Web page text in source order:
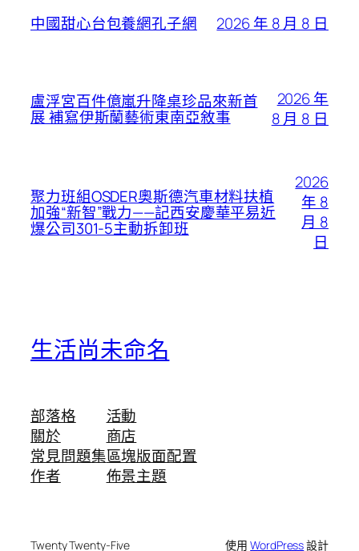
中國甜心台包養網孔子網 2026 年 8 月 8 日
盧浮宮百件億嵐升降桌珍品來新首
展 補寫伊斯蘭藝術東南亞敘事
2026 年
8 月 8 日
聚力班組OSDER奧斯德汽車材料扶植
加強“新智”戰力——記西安慶華平易近
爆公司301-5主動拆卸班
2026
年 8
月 8
日
生活尚未命名
部落格
關於
常見問題集
作者
活動
商店
區塊版面配置
佈景主題
Twenty Twenty-Five 使用WordPress設計